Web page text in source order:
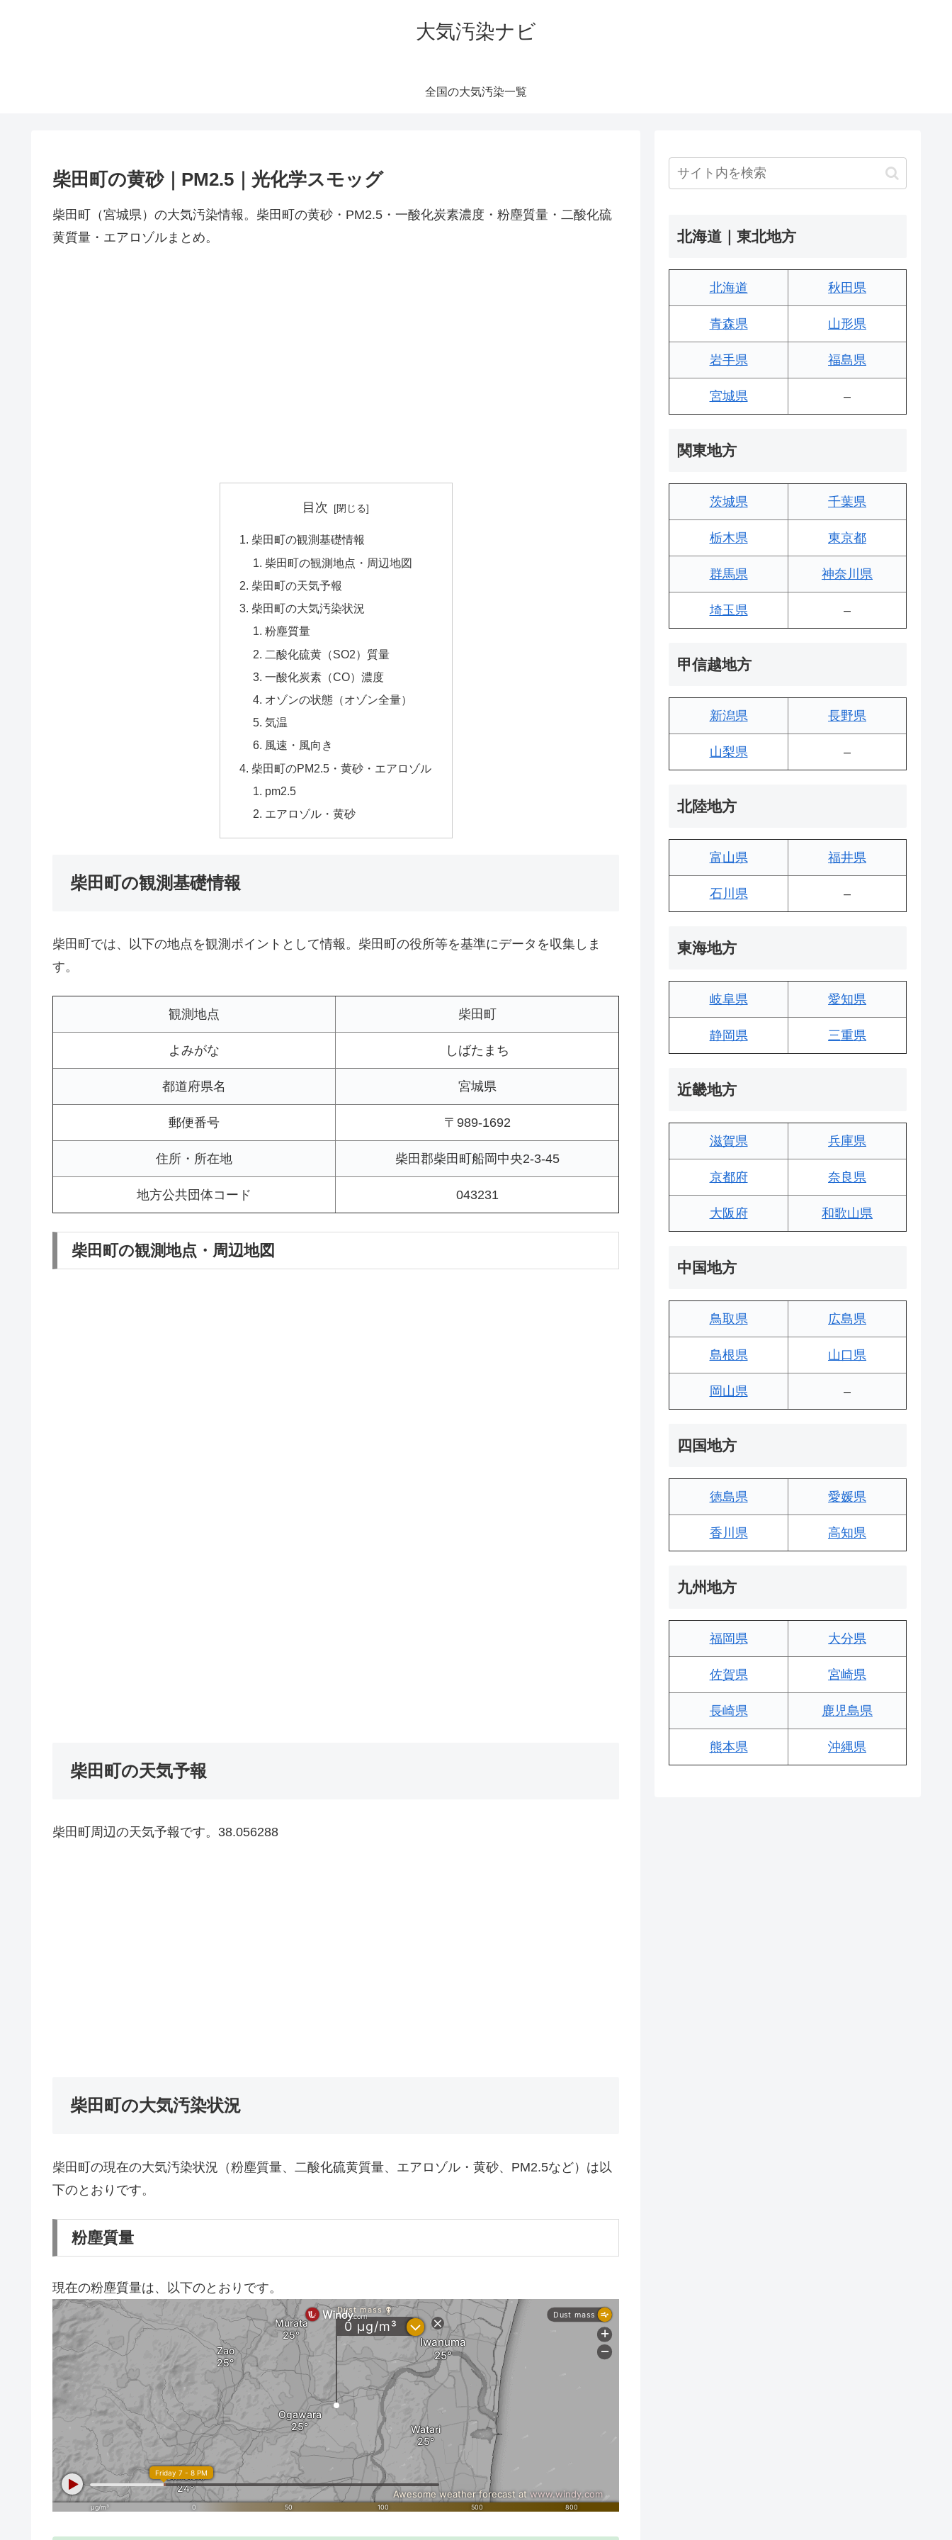
大気汚染ナビ
全国の大気汚染一覧
柴田町の黄砂｜PM2.5｜光化学スモッグ
柴田町（宮城県）の大気汚染情報。柴田町の黄砂・PM2.5・一酸化炭素濃度・粉塵質量・二酸化硫
黄質量・エアロゾルまとめ。
目次
柴田町の観測基礎情報
柴田町の観測地点・周辺地図
柴田町の天気予報
柴田町の大気汚染状況
粉塵質量
二酸化硫黄（SO2）質量
一酸化炭素（CO）濃度
オゾンの状態（オゾン全量）
気温
風速・風向き
柴田町のPM2.5・黄砂・エアロゾル
pm2.5
エアロゾル・黄砂
柴田町の観測基礎情報
柴田町では、以下の地点を観測ポイントとして情報。柴田町の役所等を基準にデータを収集しま
す。
観測地点 柴田町
よみがな しばたまち
都道府県名 宮城県
郵便番号 〒989-1692
住所・所在地 柴田郡柴田町船岡中央2-3-45
地方公共団体コード 043231
柴田町の観測地点・周辺地図
柴田町の天気予報
柴田町周辺の天気予報です。38.056288
柴田町の大気汚染状況
柴田町の現在の大気汚染状況（粉塵質量、二酸化硫黄質量、エアロゾル・黄砂、PM2.5など）は以
下のとおりです。
粉塵質量
現在の粉塵質量は、以下のとおりです。
北海道｜東北地方
北海道 秋田県
青森県 山形県
岩手県 福島県
宮城県 –
関東地方
茨城県 千葉県
栃木県 東京都
群馬県 神奈川県
埼玉県 –
甲信越地方
新潟県 長野県
山梨県 –
北陸地方
富山県 福井県
石川県 –
東海地方
岐阜県 愛知県
静岡県 三重県
近畿地方
滋賀県 兵庫県
京都府 奈良県
大阪府 和歌山県
中国地方
鳥取県 広島県
島根県 山口県
岡山県 –
四国地方
徳島県 愛媛県
香川県 高知県
九州地方
福岡県 大分県
佐賀県 宮崎県
長崎県 鹿児島県
熊本県 沖縄県